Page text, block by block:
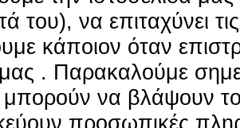
του), να επιταχύνει
κάποιον όταν
μας . Παρακαλούμε
να βλάψουν
προσωπικές